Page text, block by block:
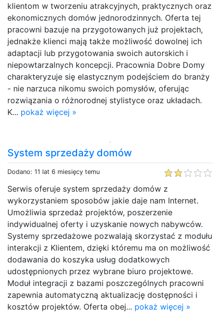
klientom w tworzeniu atrakcyjnych, praktycznych oraz
ekonomicznych domów jednorodzinnych. Oferta tej
pracowni bazuje na przygotowanych już projektach,
jednakże klienci mają także możliwość dowolnej ich
adaptacji lub przygotowania swoich autorskich i
niepowtarzalnych koncepcji. Pracownia Dobre Domy
charakteryzuje się elastycznym podejściem do branży
- nie narzuca nikomu swoich pomysłów, oferując
rozwiązania o różnorodnej stylistyce oraz układach.
K... pokaż więcej »
System sprzedaży domów
Dodano: 11 lat 6 miesięcy temu
Serwis oferuje system sprzedaży domów z
wykorzystaniem sposobów jakie daje nam Internet.
Umożliwia sprzedaż projektów, poszerzenie
indywidualnej oferty i uzyskanie nowych nabywców.
Systemy sprzedażowe pozwalają skorzystać z modułu
interakcji z Klientem, dzięki któremu ma on możliwość
dodawania do koszyka usług dodatkowych
udostępnionych przez wybrane biuro projektowe.
Moduł integracji z bazami poszczególnych pracowni
zapewnia automatyczną aktualizację dostępności i
kosztów projektów. Oferta obej... pokaż więcej »